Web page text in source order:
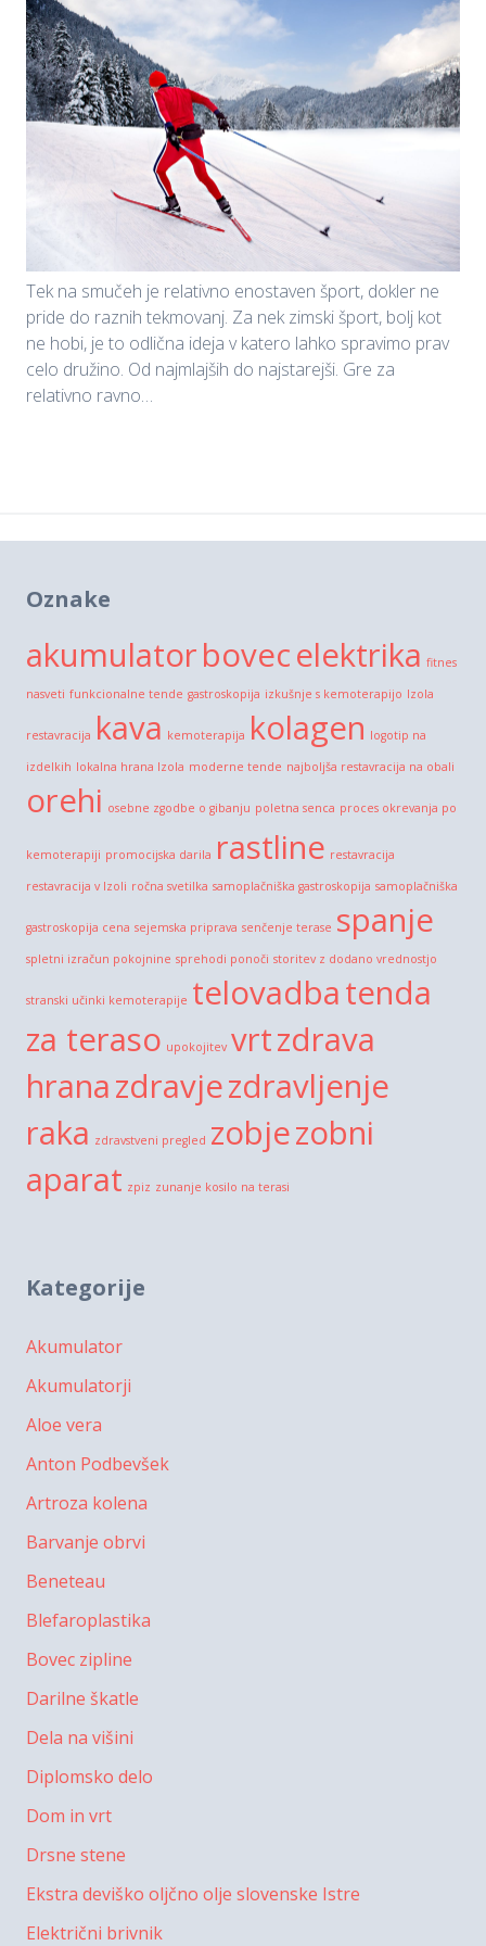
Tek na smučeh je relativno enostaven šport, dokler ne
pride do raznih tekmovanj. Za nek zimski šport, bolj kot
ne hobi, je to odlična ideja v katero lahko spravimo prav
celo družino. Od najmlajših do najstarejši. Gre za
relativno ravno…
Oznake
akumulatorbovecelektrika fitnes
nasveti funkcionalne tende gastroskopija izkušnje s kemoterapijo Izola
restavracija kava kemoterapija kolagen logotip na
izdelkih lokalna hrana Izola moderne tende najboljša restavracija na obali
orehi osebne zgodbe o gibanju poletna senca proces okrevanja po
kemoterapiji promocijska darila rastline restavracija
restavracija v Izoli ročna svetilka samoplačniška gastroskopija samoplačniška
gastroskopija cena sejemska priprava senčenje terase spanje
spletni izračun pokojnine sprehodi ponoči storitev z dodano vrednostjo
stranski učinki kemoterapije telovadbatenda
za teraso upokojitev vrtzdrava
hranazdravjezdravljenje
raka zdravstveni pregled zobjezobni
aparat zpiz zunanje kosilo na terasi
Kategorije
Akumulator
Akumulatorji
Aloe vera
Anton Podbevšek
Artroza kolena
Barvanje obrvi
Beneteau
Blefaroplastika
Bovec zipline
Darilne škatle
Dela na višini
Diplomsko delo
Dom in vrt
Drsne stene
Ekstra deviško oljčno olje slovenske Istre
Električni brivnik